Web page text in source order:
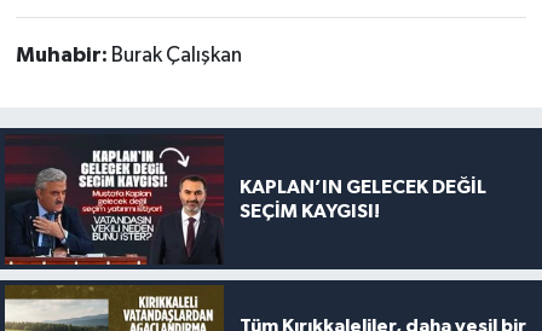
Muhabir: Burak Çalışkan
KAPLAN’IN GELECEK DEĞİL
SEÇİM KAYGISI!
Tüm Kırıkkaleliler, daha yeşil bir